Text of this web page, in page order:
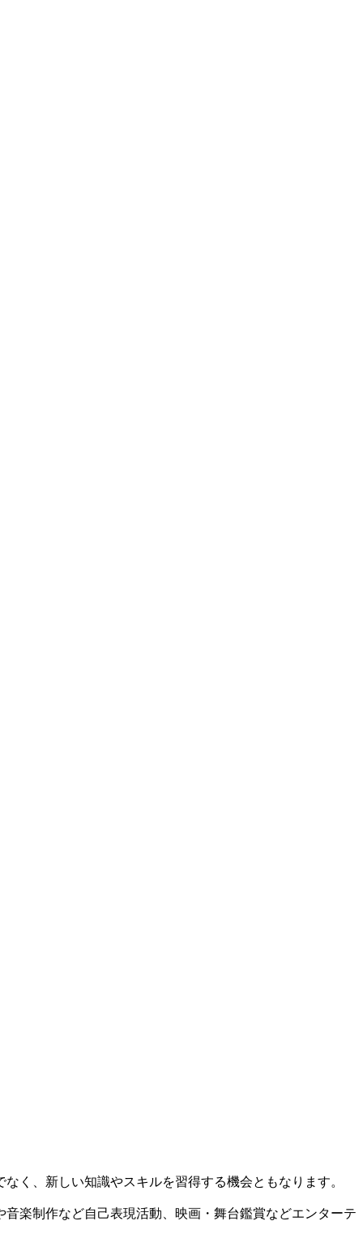
く、新しい知識やスキルを習得する機会ともなります。
楽制作など自己表現活動、映画・舞台鑑賞などエンターテ